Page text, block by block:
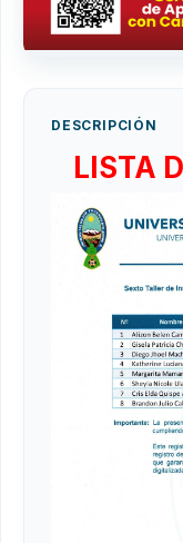
DESCRIPCIÓN
LISTA